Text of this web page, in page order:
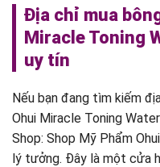
Địa chỉ mua
Miracle Toning
uy tín
Nếu bạn đang tìm kiếm
Ohui Miracle Toning
Shop: Shop Mỹ Phẩm
lý tưởng. Đây là một cửa